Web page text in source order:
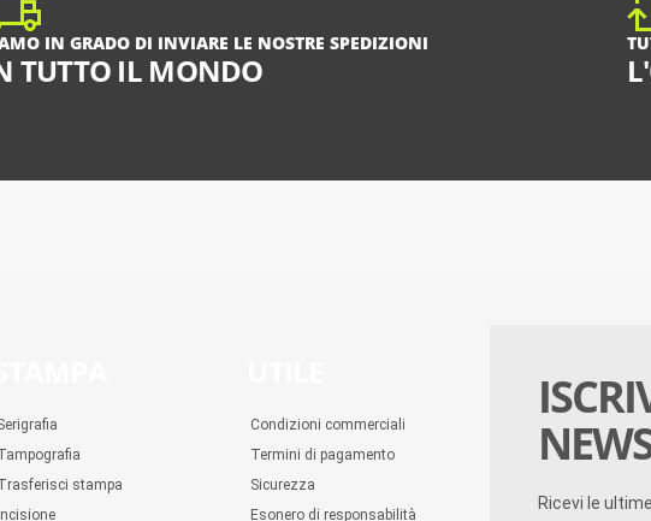
IN GRADO DI INVIARE LE NOSTRE SPEDIZIONI
TUTTO IL MONDO
Ricevi le
stampa
Incisione
Condizioni commerciali
Termini di pagamento
Sicurezza
Esonero di responsabilità